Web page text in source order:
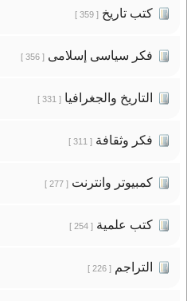
كتب تاريخ[ 359 ]
فكر سياسى إسلامى[ 356 ]
التاريخ والجغرافيا[ 331 ]
فكر وثقافة[ 311 ]
كمبيوتر وانترنت[ 277 ]
كتب علمية[ 254 ]
التراجم[ 226 ]